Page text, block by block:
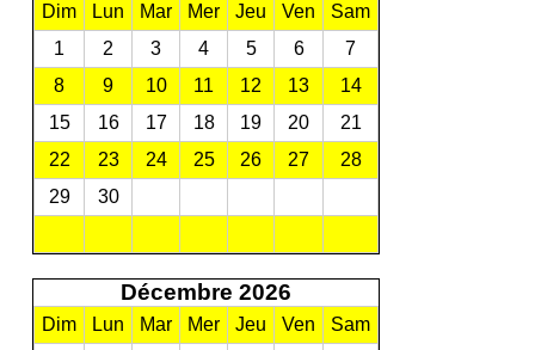
Dim Lun Mar Mer Jeu Ven
Sam
1
2 3 4 5 6
7
8
9 10 11 12 13
14
15
16 17 18 19 20
21
22
23 24 25 26 27
28
29
30
Décembre 2026
Dim Lun Mar Mer Jeu Ven
Sam